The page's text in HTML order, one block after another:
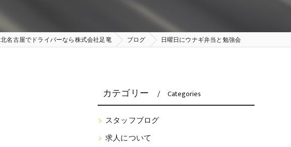
北名古屋でドライバーなら株式会社足竜 ブログ 日曜日にウナギ弁当と勉強会
カテゴリー Categories
スタッフブログ
求人について